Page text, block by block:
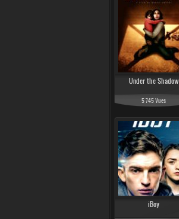
Under the Shadow
5 745 Vues
iBoy